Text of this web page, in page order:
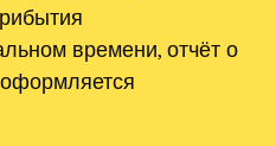
времени, отчёт о